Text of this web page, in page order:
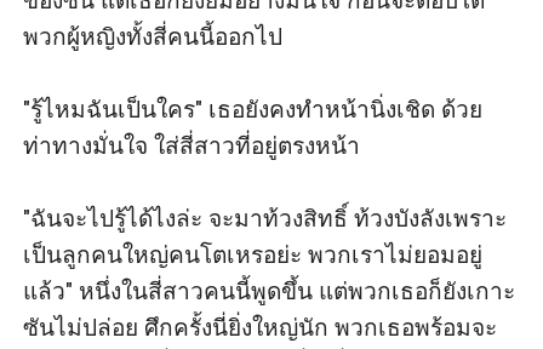
พวกผู้หญิงทั้งสี่คนนี้ออกไป
"รู้ไหมฉันเป็นใคร" เธอยังคงทำหน้านิ่งเชิด ด้วย
ท่าทางมั่นใจ ใส่สี่สาวที่อยู่ตรงหน้า
"ฉันจะไปรู้ได้ไงล่ะ จะมาท้วงสิทธิ์ ท้วงบังลังเพราะ
เป็นลูกคนใหญ่คนโตเหรอย่ะ พวกเราไม่ยอมอยู่
แล้ว" หนึ่งในสี่สาวคนนี้พูดขึ้น แต่พวกเธอก็ยังเกาะ
ซันไม่ปล่อย ศึกครั้งนี่ยิ่งใหญ่นัก พวกเธอพร้อมจะ